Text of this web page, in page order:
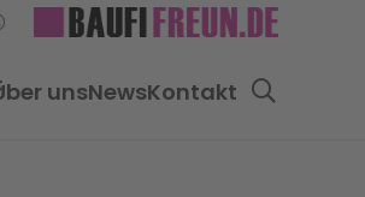
unsNewsKontakt